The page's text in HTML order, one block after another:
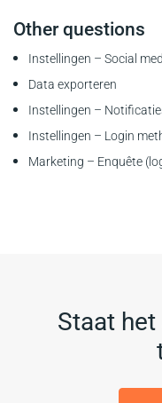
Other questions
Instellingen – Social
Data exporteren
Instellingen –
Instellingen – Login
Marketing – Enquête
Staat